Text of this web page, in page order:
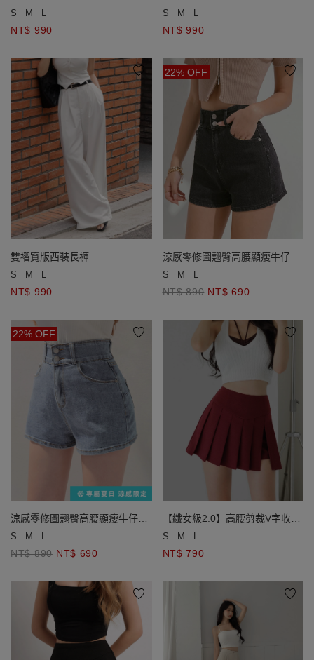
直筒落地長褲
S M
NT$ 990
S M
NT$ 990
雙褶寬版西裝長褲
S M
NT$ 990
22% OFF
涼感零修圖翹臀高腰顯瘦牛仔短
褲
S M
NT$ 890 NT$ 690
22% OFF
涼感零修圖翹臀高腰顯瘦牛仔短
褲
S M
NT$ 890 NT$ 690
【纖女級2.0】高腰剪裁V字收腹
百褶褲裙
S M
NT$ 790